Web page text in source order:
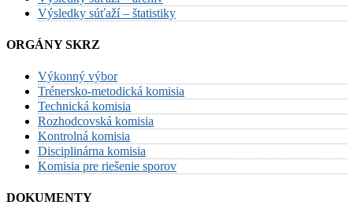
Výsledky súťaží – štatistiky
ORGÁNY SKRZ
Výkonný výbor
Trénersko-metodická komisia
Technická komisia
Rozhodcovská komisia
Kontrolná komisia
Disciplinárna komisia
Komisia pre riešenie sporov
DOKUMENTY